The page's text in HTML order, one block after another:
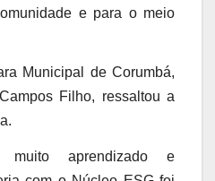
e para o meio
Municipal de Corumbá,
Filho, ressaltou a
aprendizado e